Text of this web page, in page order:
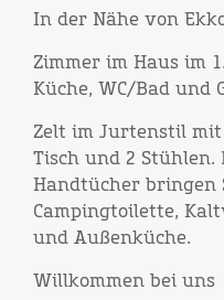
In der Nähe von
Zimmer im Haus im
Küche, WC/Bad und
Zelt im Jurtenstil
Tisch und 2 Stühlen.
Handtücher bringen
Campingtoilette,
und Außenküche.
Willkommen bei uns